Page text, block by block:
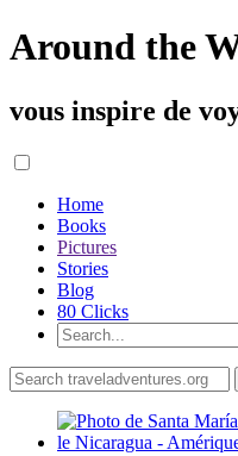
Around the
vous inspire de
Home
Books
Pictures
Stories
Blog
80 Clicks